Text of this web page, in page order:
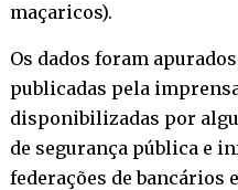
maçaricos).
Os dados foram
publicadas pela
disponibilizadas por
de segurança pública e
federações de bancários